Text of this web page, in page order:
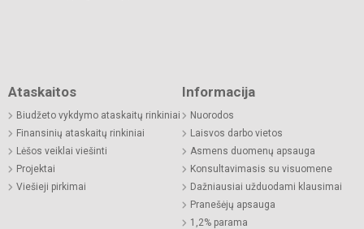
Ataskaitos
Biudžeto vykdymo ataskaitų rinkiniai
Finansinių ataskaitų rinkiniai
Lėšos veiklai viešinti
Projektai
Viešieji pirkimai
Informacija
Nuorodos
Laisvos darbo vietos
Asmens duomenų apsauga
Konsultavimasis su visuomene
Dažniausiai užduodami klausimai
Pranešėjų apsauga
1,2% parama